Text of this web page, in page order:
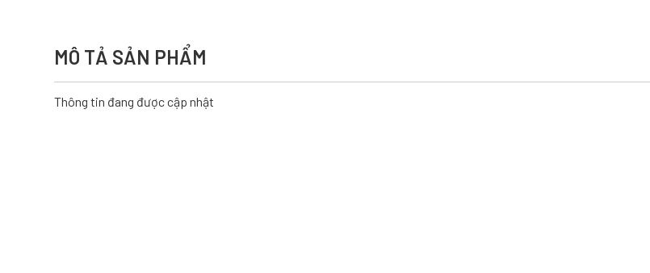
MÔ TẢ SẢN PHẨM
Thông tin đang được cập nhật